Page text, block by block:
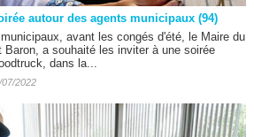
autour des agents municipaux (94)
avant les congés d'été, le Maire du
Baron, a souhaité les inviter à une soirée
dans la...
2022